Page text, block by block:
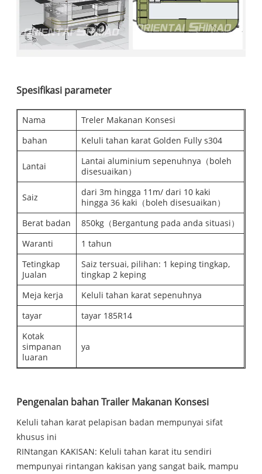
Spesifikasi parameter
Nama
Treler Makanan Konsesi
bahan
Keluli tahan karat Golden Fully s304
Lantai
Lantai aluminium sepenuhnya（boleh
disesuaikan）
Saiz
dari 3m hingga 11m/ dari 10 kaki
hingga 36 kaki（boleh disesuaikan）
Berat badan
850kg（Bergantung pada anda situasi）
Waranti
1 tahun
Tetingkap
Jualan
Saiz tersuai, pilihan: 1 keping tingkap,
tingkap 2 keping
Meja kerja
Keluli tahan karat sepenuhnya
tayar
tayar 185R14
Kotak
simpanan
luaran
ya
Pengenalan bahan Trailer Makanan Konsesi
Keluli tahan karat pelapisan badan mempunyai sifat
khusus ini
RINtangan KAKISAN: Keluli tahan karat itu sendiri
mempunyai rintangan kakisan yang sangat baik, mampu